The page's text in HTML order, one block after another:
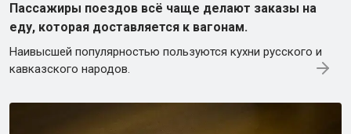
Пассажиры поездов всё чаще делают заказы на
еду, которая доставляется к вагонам.
Наивысшей популярностью пользуются кухни русского и
кавказского народов.